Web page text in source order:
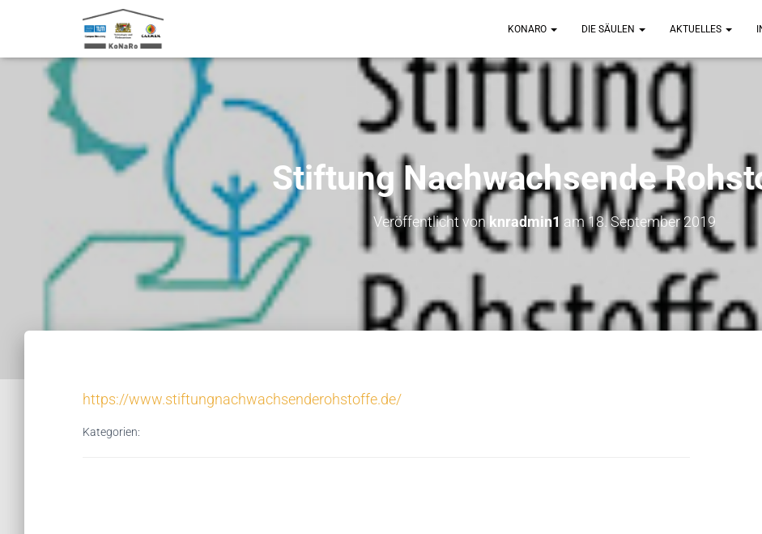
KONARO DIE SÄULEN AKTUELLES
Stiftung Nachwachsende
Veröffentlicht von knradmin1 am18. September 2019
https://www.stiftungnachwachsenderohstoffe.de/
Kategorien: